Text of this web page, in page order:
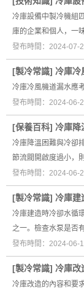
冷庫設備中製冷機組
庫的企業和個人，一
發布時間：2024-07-
[製冷常識] 冷庫冷
冷庫冷風機道漏水應
發布時間：2024-06-
[保養百科] 冷庫降
冷庫降溫困難與冷卻
節流閥開啟度過小，
發布時間：2024-06-
[製冷常識] 冷庫建
冷庫建造時冷卻水循
之一。檢查水泵是否
發布時間：2024-06-
[製冷常識] 冷庫改
冷庫改造的內容和要